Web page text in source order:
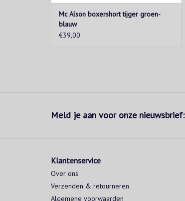
Mc Alson boxershort tijger groen-
blauw
€39,00
Meld je aan voor onze nieuwsbrief:
Klantenservice
Over ons
Verzenden & retourneren
Algemene voorwaarden